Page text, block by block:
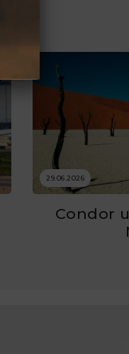
29.06.2026
Condor